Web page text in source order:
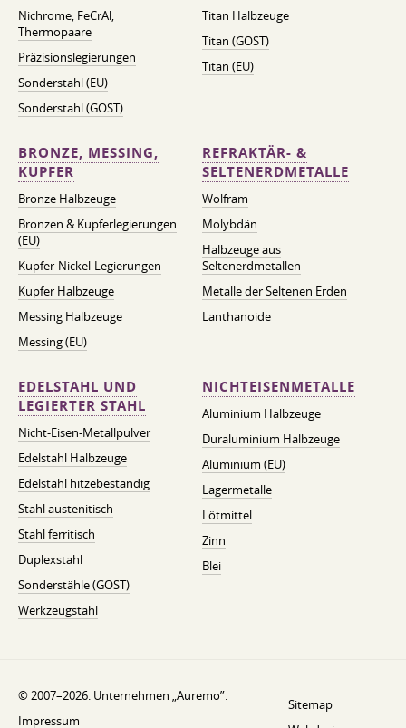
Nichrome, FeСrAl, ​​
Thermopaare
Präzisionslegierungen
Sonderstahl (EU)
Sonderstahl (GOST)
Titan Halbzeuge
Titan (GOST)
Titan (EU)
BRONZE, MESSING,
KUPFER
Bronze Halbzeuge
Bronzen & Kupferlegierungen
(EU)
Kupfer-Nickel-Legierungen
Kupfer Halbzeuge
Messing Halbzeuge
Messing (EU)
REFRAKTÄR- &
SELTENERDMETALLE
Wolfram
Molybdän
Halbzeuge aus
Seltenerdmetallen
Metalle der Seltenen Erden
Lanthanoide
EDELSTAHL UND
LEGIERTER STAHL
Nicht-Eisen-Metallpulver
Edelstahl Halbzeuge
Edelstahl hitzebeständig
Stahl austenitisch
Stahl ferritisch
Duplexstahl
Sonderstähle (GOST)
Werkzeugstahl
NICHTEISENMETALLE
Aluminium Halbzeuge
Duraluminium Halbzeuge
Aluminium (EU)
Lagermetalle
Lötmittel
Zinn
Blei
© 2007–2026. Unternehmen „Auremo”.
Impressum
Sitemap